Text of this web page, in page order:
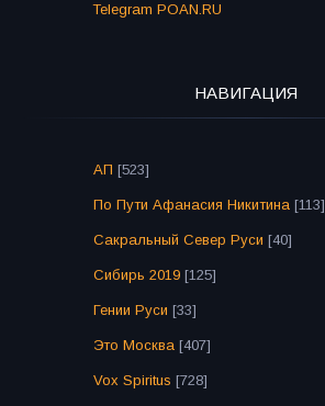
Telegram POAN.RU
НАВИГАЦИЯ
АП [523]
По Пути Афанасия Никитина [113]
Сакральный Север Руси [40]
Сибирь 2019 [125]
Гении Руси [33]
Это Москва [407]
Vox Spiritus [728]